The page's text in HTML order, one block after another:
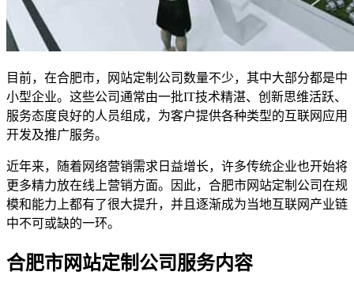
目前，在合肥市，网站定制公司数量不少，其中大部分都是中
小型企业。这些公司通常由一批IT技术精湛、创新思维活跃、
服务态度良好的人员组成，为客户提供各种类型的互联网应用
开发及推广服务。
近年来，随着网络营销需求日益增长，许多传统企业也开始将
更多精力放在线上营销方面。因此，合肥市网站定制公司在规
模和能力上都有了很大提升，并且逐渐成为当地互联网产业链
中不可或缺的一环。
合肥市网站定制公司服务内容